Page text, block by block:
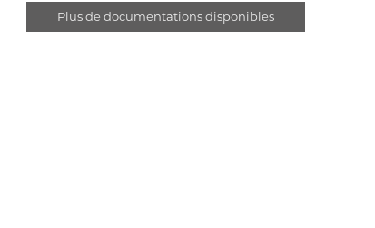
Plus de documentations disponibles